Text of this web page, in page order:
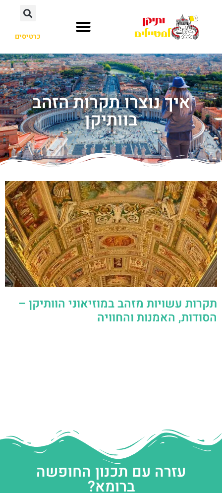
כרטיסים
איך נוצרו תקרות הזהב
בוותיקן
תקרות עשויות מזהב במוזיאוני הוותיקן –
הסודות, האמנות והחוויה
עזרה עם תכנון החופשה
ברומא?